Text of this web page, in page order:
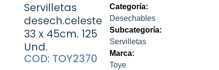
Servilletas
desech.celeste
33 x 45cm. 125
Und.
COD: TOY2370
Categoría:
Desechables
Subcategoría:
Servilletas
Marca:
Toye